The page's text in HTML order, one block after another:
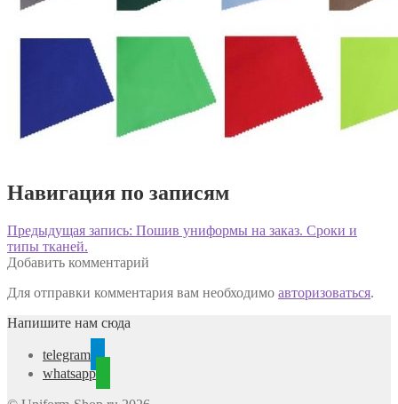
Навигация по записям
Предыдущая запись: Пошив униформы на заказ. Сроки и
типы тканей.
Добавить комментарий
Для отправки комментария вам необходимо авторизоваться.
Напишите нам сюда
telegram
whatsapp